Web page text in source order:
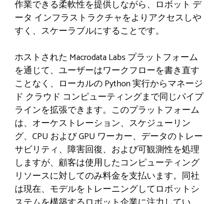
作業できる柔軟性を提供しながら、ロボット デ
ータ インフラストラクチャをよりアクセスしや
すく、スケーラブルにすることです。
ホストされた Macrodata Labs プラットフォーム
を通じて、ユーザーはワークフローを書き直す
ことなく、ローカルの Python 実行からマネージ
ド クラウド コンピューティングまで同じパイプ
ラインを拡張できます。このプラットフォーム
は、オーケストレーション、スケジューリン
グ、CPU および GPU ワーカー、データのトレー
サビリティ、障害回復、および可観測性を処理
しますが、顧客は使用したコンピューティング
リソースに対してのみ料金を支払います。同社
は現在、モデルをトレーニングしてロボットシ